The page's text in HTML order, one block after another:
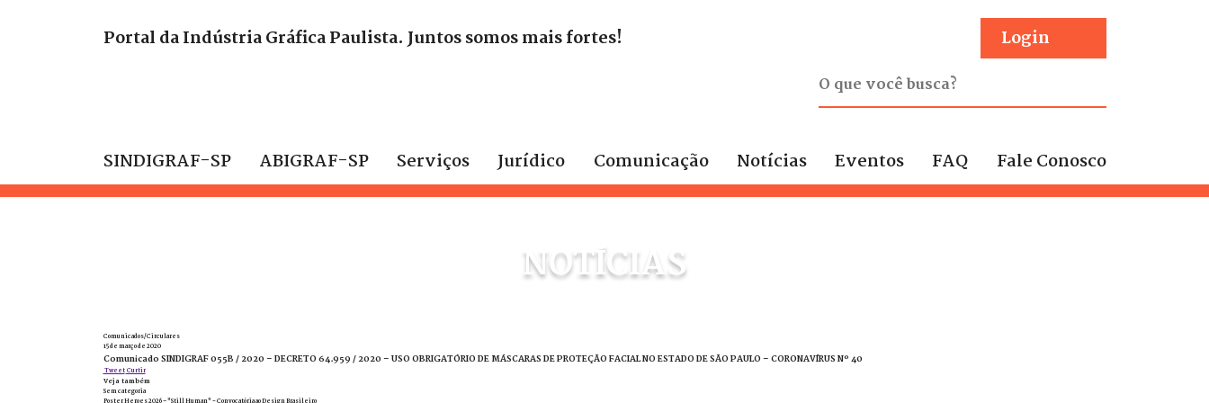
Portal da Indústria Gráfica Paulista. Juntos somos mais fortes! Login
SINDIGRAF-SP ABIGRAF-SP Serviços Jurídico Comunicação Notícias Eventos FAQ Fale Conosco
NOTÍCIAS
Comunicados/Circulares
15 de março de 2020
Comunicado SINDIGRAF 055B / 2020 – DECRETO 64.959 / 2020 – USO OBRIGATÓRIO DE MÁSCARAS DE PROTEÇÃO FACIAL NO ESTADO DE SÃO PAULO – CORONAVÍRUS Nº 40
Tweet Curtir
Veja também
Sem categoria